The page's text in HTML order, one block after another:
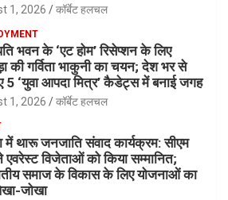
1, 2026 कॉर्बेट हलचल
भवन के ‘एट होम’ रिसेप्शन के लिए
की गर्विता भाकुनी का चयन; देश भर से
5 ‘युवा आपदा मित्र’ कैडेट्स में बनाई जगह
1, 2026 कॉर्बेट हलचल
में थारू जनजाति संवाद कार्यक्रम: सीएम
एवरेस्ट विजेताओं को किया सम्मानित;
समाज के विकास के लिए योजनाओं का
जोखा